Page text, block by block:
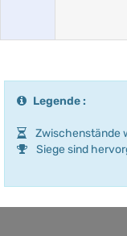
Legende :
Zwischenstände
Siege sind